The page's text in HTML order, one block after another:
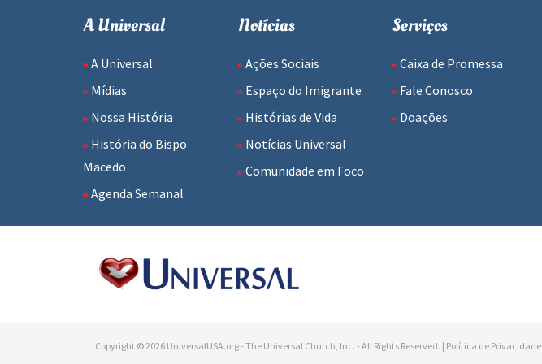
A Universal
A Universal
Mídias
Nossa História
História do Bispo
Macedo
Agenda Semanal
Notícias
Ações Sociais
Espaço do Imigrante
Histórias de Vida
Notícias Universal
Comunidade em Foco
Serviços
Caixa de Promessa
Fale Conosco
Doações
Copyright © 2026 UniversalUSA.org - The Universal Church, Inc. - All Rights Reserved. | Política de Privacidade